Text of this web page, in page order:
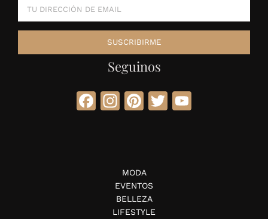
Seguinos
Facebook
Instagram
Pinterest
Twitter
MODA
EVENTOS
BELLEZA
LIFESTYLE